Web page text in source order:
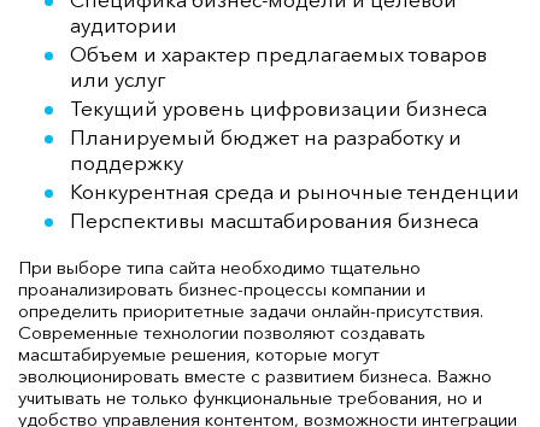
аудитории
Объем и характер предлагаемых товаров
или услуг
Текущий уровень цифровизации бизнеса
Планируемый бюджет на разработку и
поддержку
Конкурентная среда и рыночные тенденции
Перспективы масштабирования бизнеса
При выборе типа сайта необходимо тщательно
проанализировать бизнес-процессы компании и
определить приоритетные задачи онлайн-присутствия.
Современные технологии позволяют создавать
масштабируемые решения, которые могут
эволюционировать вместе с развитием бизнеса. Важно
учитывать не только функциональные требования, но и
удобство управления контентом, возможности интеграции